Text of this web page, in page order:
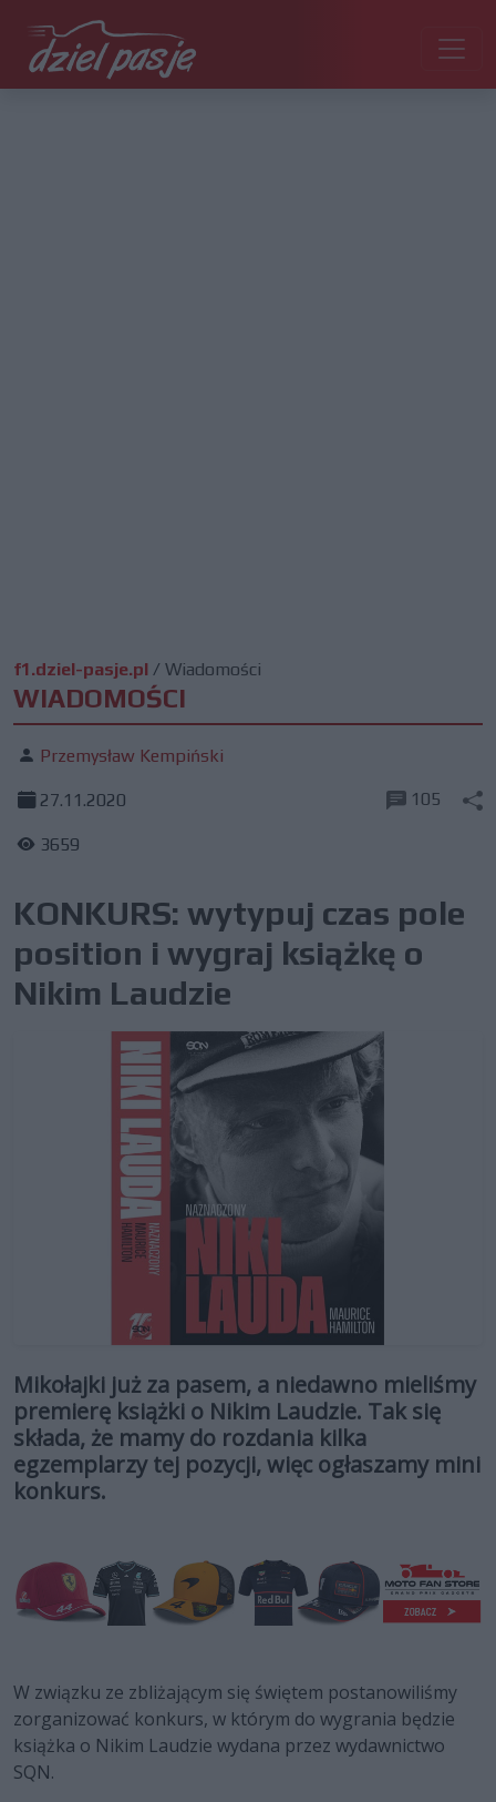
f1.dziel-pasje.pl / Wiadomości
WIADOMOŚCI
Przemysław Kempiński
27.11.2020
3659
105
KONKURS: wytypuj czas pole
position i wygraj książkę o
Nikim Laudzie
Mikołajki już za pasem, a niedawno mieliśmy
premierę książki o Nikim Laudzie. Tak się
składa, że mamy do rozdania kilka
egzemplarzy tej pozycji, więc ogłaszamy mini
konkurs.
W związku ze zbliżającym się świętem postanowiliśmy
zorganizować konkurs, w którym do wygrania będzie
książka o Nikim Laudzie wydana przez wydawnictwo
SQN.